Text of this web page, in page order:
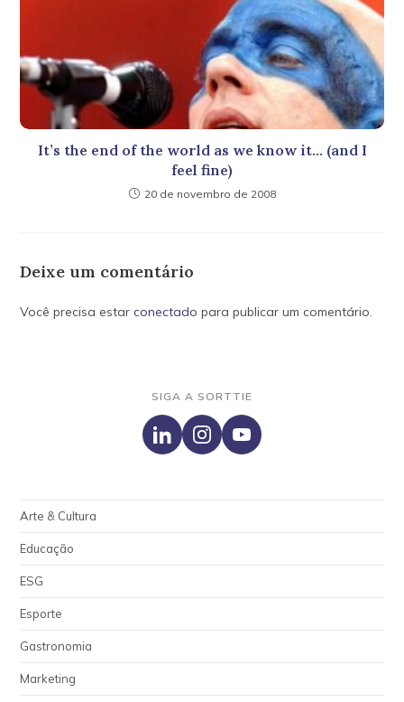
It’s the end of the world as we know it… (and I
feel fine)
20 de novembro de 2008
Deixe um comentário
Você precisa estarconectado para publicar um comentário.
SIGA A SORTTIE
Arte & Cultura
Educação
ESG
Esporte
Gastronomia
Marketing